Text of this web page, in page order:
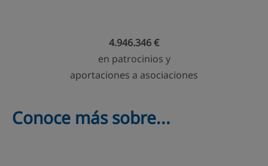
4.946.346 €
en patrocinios y
aportaciones a asociaciones
Conoce más sobre...